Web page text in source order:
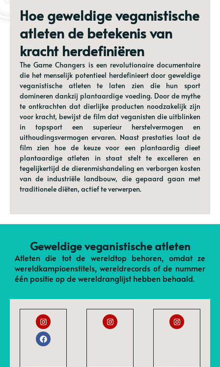
Hoe geweldige veganistische
atleten de betekenis van
kracht herdefiniëren
The Game Changers is een revolutionaire documentaire
die het menselijk potentieel herdefinieert door geweldige
veganistische atleten te laten zien die hun sport
domineren dankzij plantaardige voeding. Door de mythe
te ontkrachten dat dierlijke producten noodzakelijk zijn
voor kracht, bewijst de film dat veganisten die uitblinken
in topsport een superieur herstelvermogen en
uithoudingsvermogen ervaren. Naast prestaties laat de
film zien hoe de keuze voor een plantaardig dieet
plantaardige atleten in staat stelt te excelleren en
tegelijkertijd de dierenmishandeling en verborgen kosten
van de industriële landbouw, die gepaard gaan met
traditionele diëten, actief te verwerpen.
Geweldige veganistische atleten
Atleten die tot de wereldtop behoren, omdat ze
wereldkampioenstitels, wereldrecords of de nummer
één positie op de wereldranglijst hebben behaald.